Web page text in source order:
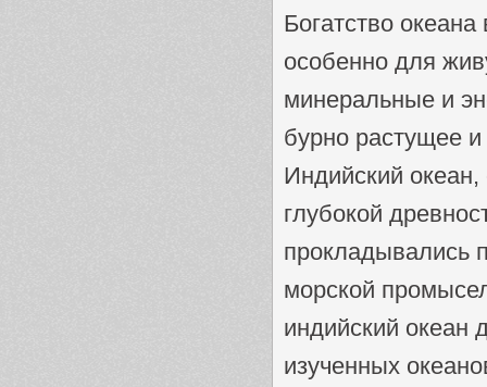
Богатство
особенно для
минеральные и
бурно растущее
Индийский океан,
глубокой
прокладывались
морской
индийский океан
изученных